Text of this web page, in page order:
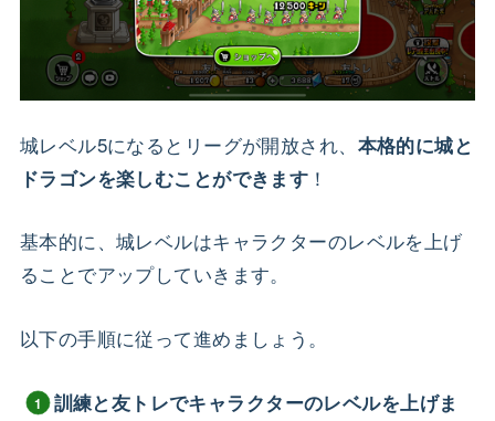
城レベル5になるとリーグが開放され、 本格的に城と
ドラゴンを楽しむことができます ！
基本的に、城レベルはキャラクターのレベルを上げ
ることでアップしていきます。
以下の手順に従って進めましょう。
訓練と友トレでキャラクターのレベルを上げま